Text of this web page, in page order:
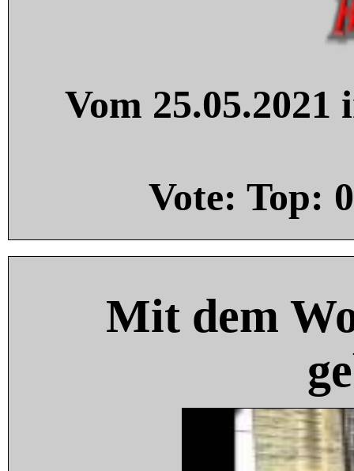
Vom
Vote: Top: 0
Mit dem